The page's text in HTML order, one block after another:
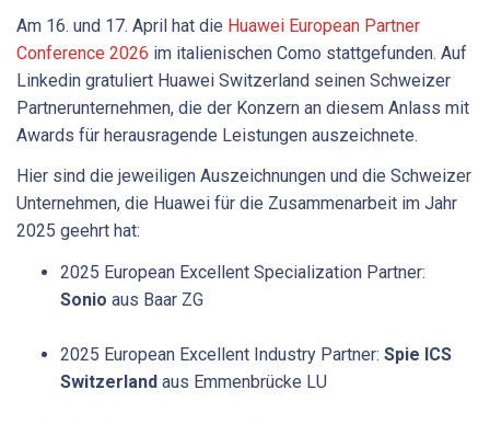
Am 16. und 17. April hat die Huawei European Partner
Conference 2026 im italienischen Como stattgefunden. Auf
Linkedin gratuliert Huawei Switzerland seinen Schweizer
Partnerunternehmen, die der Konzern an diesem Anlass mit
Awards für herausragende Leistungen auszeichnete.
Hier sind die jeweiligen Auszeichnungen und die Schweizer
Unternehmen, die Huawei für die Zusammenarbeit im Jahr
2025 geehrt hat:
2025 European Excellent Specialization Partner:
Sonio aus Baar ZG
2025 European Excellent Industry Partner: Spie ICS
Switzerland aus Emmenbrücke LU